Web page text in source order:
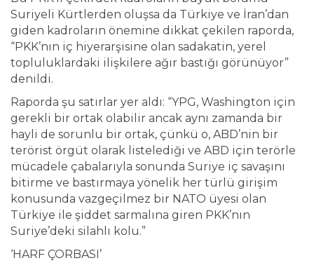
Suriyeli Kürtlerden oluşsa da Türkiye ve İran’dan
giden kadroların önemine dikkat çekilen raporda,
“PKK’nın iç hiyerarşisine olan sadakatin, yerel
topluluklardaki ilişkilere ağır bastığı görünüyor”
denildi.
Raporda şu satırlar yer aldı: “YPG, Washington için
gerekli bir ortak olabilir ancak aynı zamanda bir
hayli de sorunlu bir ortak, çünkü o, ABD’nin bir
terörist örgüt olarak listelediği ve ABD için terörle
mücadele çabalarıyla sonunda Suriye iç savaşını
bitirme ve bastırmaya yönelik her türlü girişim
konusunda vazgeçilmez bir NATO üyesi olan
Türkiye ile şiddet sarmalına giren PKK’nın
Suriye’deki silahlı kolu.”
‘HARF ÇORBASI’